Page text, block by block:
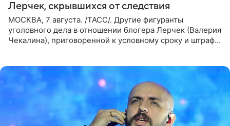
Лерчек, скрывшихся от следствия
МОСКВА, 7 августа. /ТАСС/. Другие фигуранты
уголовного дела в отношении блогера Лерчек (Валерия
Чекалина), приговоренной к условному сроку и штрафу,